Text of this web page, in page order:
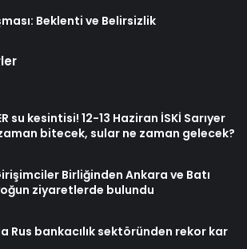
Beklenti ve Belirsizlik
su kesintisi! 12-13 Haziran İSKİ Sarıyer
bitecek, sular ne zaman gelecek?
Birliğinden Ankara ve Batı
ziyaretlerde bulundu
Rus bankacılık sektöründen rekor kar